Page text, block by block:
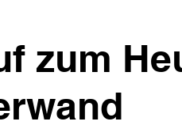
zum